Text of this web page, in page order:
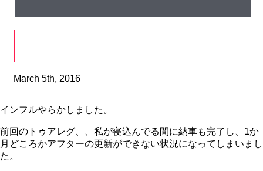
March 5th, 2016
インフルやらかしました。
前回のトゥアレグ、、私が寝込んでる間に納車も完了し、1か
月どころかアフターの更新ができない状況になってしまいまし
た。